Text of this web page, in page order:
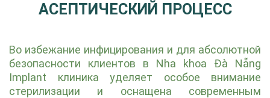
АСЕПТИЧЕСКИЙ ПРОЦЕСС
Во избежание инфицирования и для абсолютной
безопасности клиентов в Nha khoa Đà Nẵng
Implant клиника уделяет особое внимание
стерилизации и оснащена современным